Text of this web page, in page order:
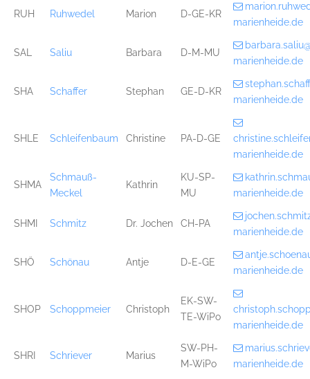
RUH Ruhwedel Marion D-GE-KR
marienheide.de
SAL Saliu Barbara D-M-MU
marienheide.de
SHA Schaffer Stephan GE-D-KR
marienheide.de
SHLE Schleifenbaum Christine PA-D-GE
marienheide.de
SHMA
Schmauß-
Meckel
Kathrin
KU-SP-
MU
marienheide.de
SHMI Schmitz Dr. Jochen CH-PA
marienheide.de
SHÖ Schönau Antje D-E-GE
marienheide.de
SHOP Schoppmeier Christoph
EK-SW-
TE-WiPo
marienheide.de
SHRI Schriever Marius
SW-PH-
M-WiPo
marienheide.de